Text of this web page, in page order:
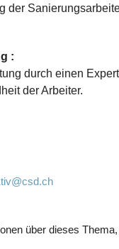
der
:
durch einen
der Arbeiter.
über dieses